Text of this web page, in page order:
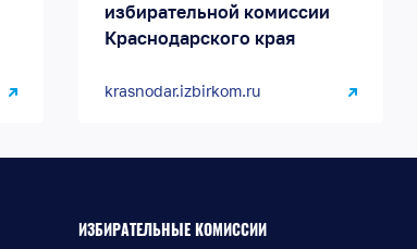
избирательной комиссии
Краснодарского края
krasnodar.izbirkom.ru
ИЗБИРАТЕЛЬНЫЕ КОМИССИИ